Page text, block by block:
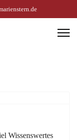
Wissenswertes